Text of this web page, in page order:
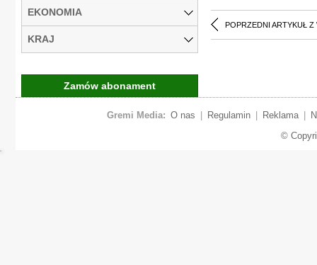
POPRZEDNI ARTYKUŁ Z
EKONOMIA
KRAJ
Zamów abonament
Gremi Media: O nas Regulamin Reklama
©